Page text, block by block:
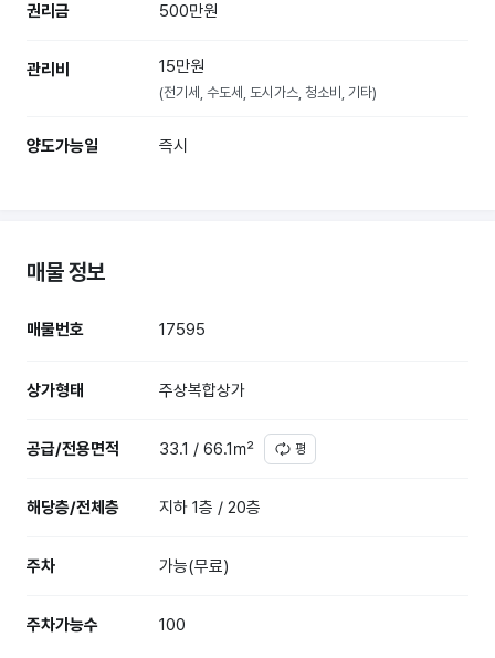
권리금 500만원
관리비 15만원
(전기세, 수도세, 도시가스, 청소비, 기타)
양도가능일 즉시
매물 정보
매물번호 17595
상가형태 주상복합상가
공급/전용면적 33.1 / 66.1㎡ 평
해당층/전체층 지하 1층 / 20층
주차 가능(무료)
주차가능수 100